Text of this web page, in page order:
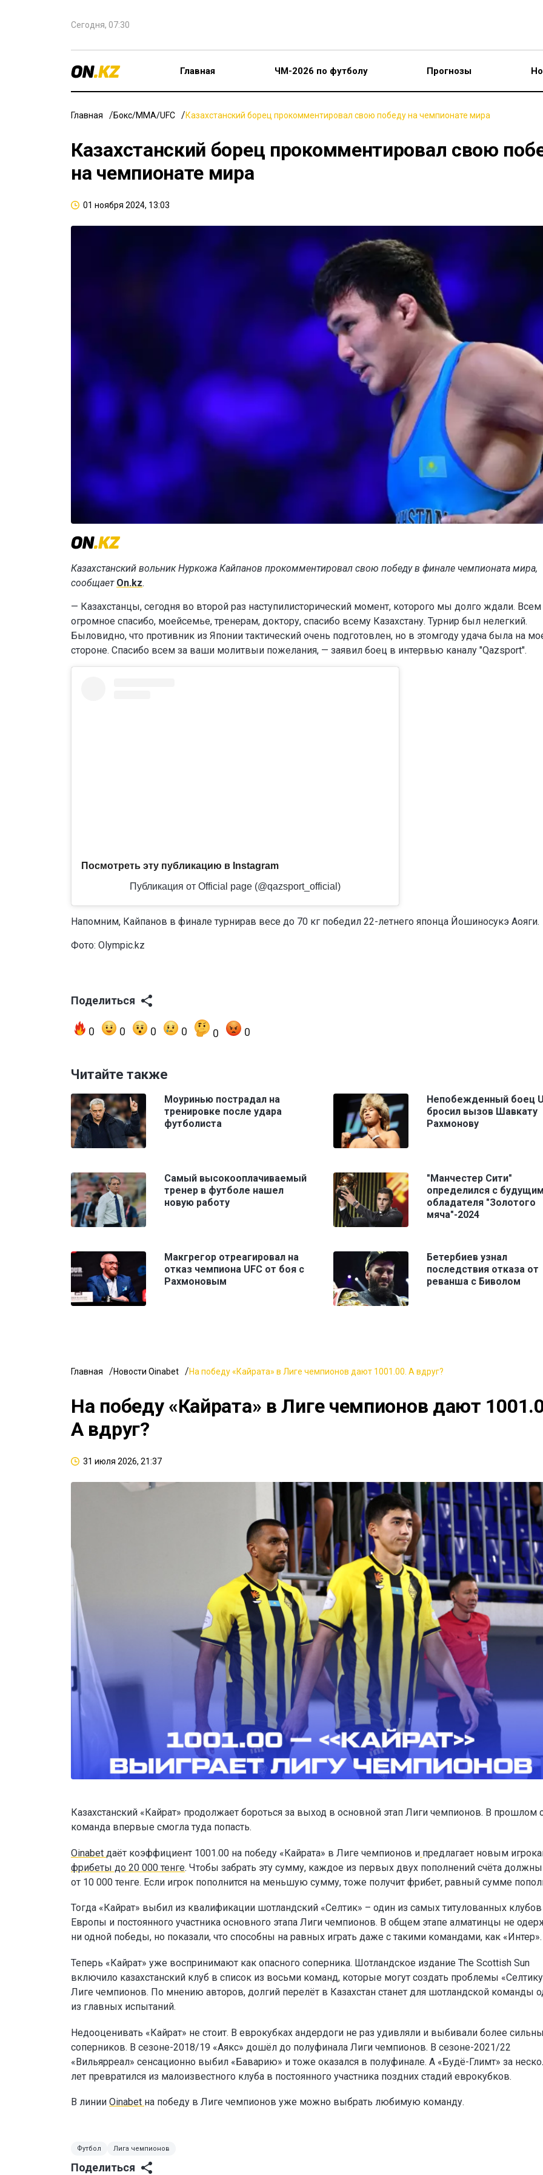
Сегодня, 07:30
Главная ЧМ-2026 по футболу Прогнозы
Главная Бокс/ММА/UFC Казахстанский борец прокомментировал свою победу на чемпионате мира
Казахстанский борец прокомментировал свою
на чемпионате мира
01 ноября 2024, 13:03
Казахстанский вольник Нуркожа Кайпанов прокомментировал свою победу в финале чемпионата мира,
сообщает On.kz.
— Казахстанцы, сегодня во второй раз наступилисторический момент, которого мы долго ждали. Всем
огромное спасибо, моейсемье, тренерам, доктору, спасибо всему Казахстану. Турнир был нелегкий.
Быловидно, что противник из Японии тактический очень подготовлен, но в этомгоду удача была на
стороне. Спасибо всем за ваши молитвыи пожелания, — заявил боец в интервью каналу "Qazsport".
Посмотреть эту публикацию в Instagram
Публикация от Official page (@qazsport_official)
Напомним, Кайпанов в финале турнирав весе до 70 кг победил 22-летнего японца Йошиносукэ Аояги.
Фото: Olympic.kz
Поделиться
0 0 0 0 0 0
Читайте также
Моуринью пострадал на
тренировке после удара
футболиста
Непобежденный боец
бросил вызов Шавкату
Рахмонову
Самый высокооплачиваемый
тренер в футболе нашел
новую работу
"Манчестер Сити"
определился с будущим
обладателя "Золотого
мяча"-2024
Макгрегор отреагировал на
отказ чемпиона UFC от боя с
Рахмоновым
Бетербиев узнал
последствия отказа от
реванша с Биволом
Главная Новости Oinabet На победу «Кайрата» в Лиге чемпионов дают 1001.00. А вдруг?
На победу «Кайрата» в Лиге чемпионов дают
А вдруг?
31 июля 2026, 21:37
Казахстанский «Кайрат» продолжает бороться за выход в основной этап Лиги чемпионов. В прошлом
команда впервые смогла туда попасть.
Oinabet даёт коэффициент 1001.00 на победу «Кайрата» в Лиге чемпионов и предлагает новым
фрибеты до 20 000 тенге. Чтобы забрать эту сумму, каждое из первых двух пополнений счёта
от 10 000 тенге. Если игрок пополнится на меньшую сумму, тоже получит фрибет, равный сумме
Тогда «Кайрат» выбил из квалификации шотландский «Селтик» – один из самых титулованных клубов
Европы и постоянного участника основного этапа Лиги чемпионов. В общем этапе алматинцы не
ни одной победы, но показали, что способны на равных играть даже с такими командами, как «Интер».
Теперь «Кайрат» уже воспринимают как опасного соперника. Шотландское издание The Scottish Sun
включило казахстанский клуб в список из восьми команд, которые могут создать проблемы
Лиге чемпионов. По мнению авторов, долгий перелёт в Казахстан станет для шотландской команды
из главных испытаний.
Недооценивать «Кайрат» не стоит. В еврокубках андердоги не раз удивляли и выбивали более
соперников. В сезоне-2018/19 «Аякс» дошёл до полуфинала Лиги чемпионов. В сезоне-2021/22
«Вильярреал» сенсационно выбил «Баварию» и тоже оказался в полуфинале. А «Будё-Глимт» за
лет превратился из малоизвестного клуба в постоянного участника поздних стадий еврокубков.
В линии Oinabet на победу в Лиге чемпионов уже можно выбрать любимую команду.
Футбол Лига чемпионов
Поделиться